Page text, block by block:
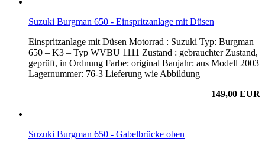
Suzuki Burgman 650 - Einspritzanlage mit Düsen
Einspritzanlage mit Düsen Motorrad : Suzuki Typ: Burgman
650 – K3 – Typ WVBU 1111 Zustand : gebrauchter Zustand,
geprüft, in Ordnung Farbe: original Baujahr: aus Modell 2003
Lagernummer: 76-3 Lieferung wie Abbildung
149,00 EUR
Suzuki Burgman 650 - Gabelbrücke oben